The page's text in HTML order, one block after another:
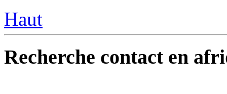
Haut
Recherche contact en